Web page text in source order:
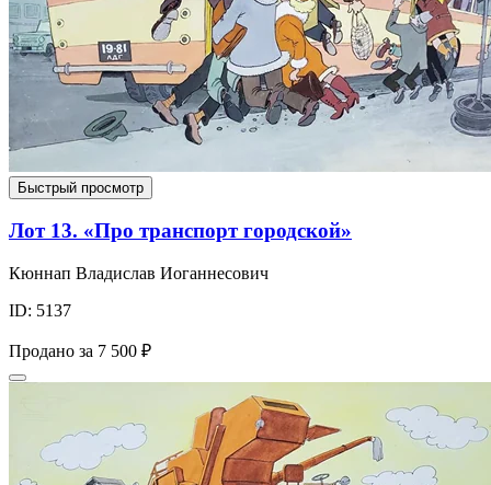
Быстрый просмотр
Лот 13. «Про транспорт городской»
Кюннап Владислав Иоганнесович
ID: 5137
Продано за 7 500 ₽